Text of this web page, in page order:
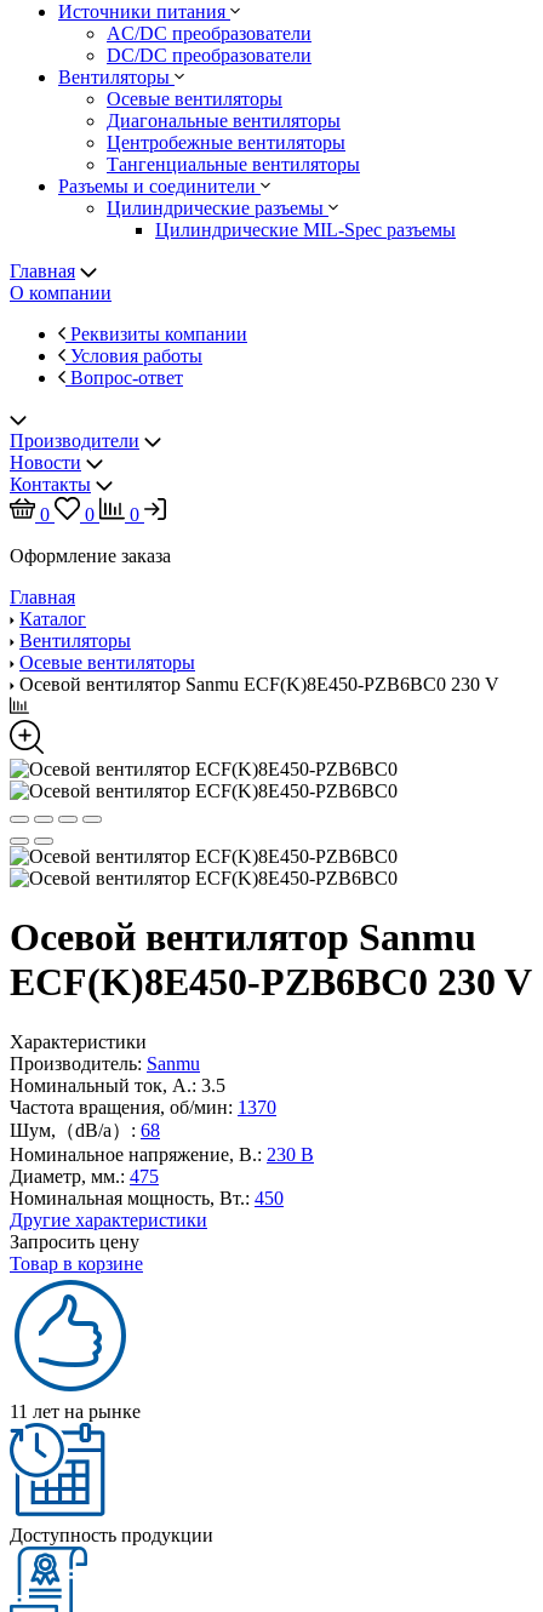
Источники питания
AC/DC преобразователи
DC/DC преобразователи
Вентиляторы
Осевые вентиляторы
Диагональные вентиляторы
Центробежные вентиляторы
Тангенциальные вентиляторы
Разъемы и соединители
Цилиндрические разъемы
Цилиндрические MIL-Spec разъемы
Главная
О компании
Реквизиты компании
Условия работы
Вопрос-ответ
Производители
Новости
Контакты
0
0
0
Оформление заказа
Главная
Каталог
Вентиляторы
Осевые вентиляторы
Осевой вентилятор Sanmu ECF(K)8E450-PZB6BC0 230 V
Осевой вентилятор Sanmu
ECF(K)8E450-PZB6BC0 230 V
Характеристики
Производитель: Sanmu
Номинальный ток, А.: 3.5
Частота вращения, об/мин: 1370
Шум,（dB/a）: 68
Номинальное напряжение, В.: 230 В
Диаметр, мм.: 475
Номинальная мощность, Вт.: 450
Другие характеристики
Запросить цену
Товар в корзине
11 лет на рынке
Доступность продукции